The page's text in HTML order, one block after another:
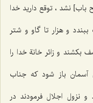
نشد ، توقع دارید خدا
و هزار تا گاو و شتر
و زائر خانة خدا را
آسمان باز شود که جناب
نزول اجلال فرمودند در